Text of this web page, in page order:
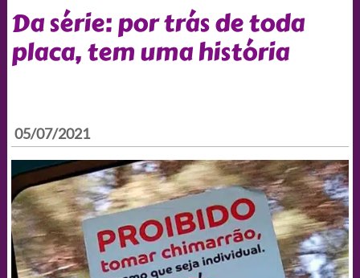
Da série: por trás de toda
placa, tem uma história
05/07/2021